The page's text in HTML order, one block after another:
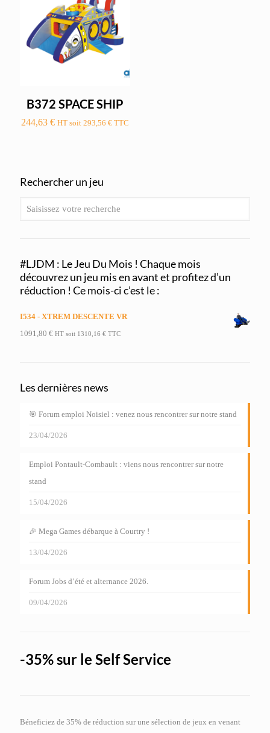
B372 SPACE SHIP
244,63€ HT soit293,56€ TTC
Rechercher un jeu
#LJDM : Le Jeu Du Mois ! Chaque mois
découvrez un jeu mis en avant et profitez d’un
réduction ! Ce mois-ci c’est le :
I534 - XTREM DESCENTE VR
1091,80 € HT soit 1310,16 € TTC
Les dernières news
🎯 Forum emploi Noisiel : venez nous rencontrer sur notre stand
23/04/2026
Emploi Pontault-Combault : viens nous rencontrer sur notre
stand
15/04/2026
🎉 Mega Games débarque à Courtry !
13/04/2026
Forum Jobs d’été et alternance 2026.
09/04/2026
-35% sur le Self Service
Béneficiez de 35% de réduction sur une sélection de jeux en venant